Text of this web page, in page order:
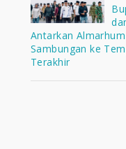
Antarkan
Sambungan ke
Terakhir